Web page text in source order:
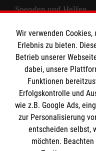
Spenden und Helfen
Spendenkonto
Empfänger: Malteser
IBAN: DE10 3706
BIC: GENODED 1PA7
Wir verwenden
Erlebnis zu bieten.
Betrieb unserer
dabei, unsere
Funktionen
Erfolgskontrolle und
wie z.B. Google Ads,
zur Personalisierung
entscheiden selbst,
möchten.